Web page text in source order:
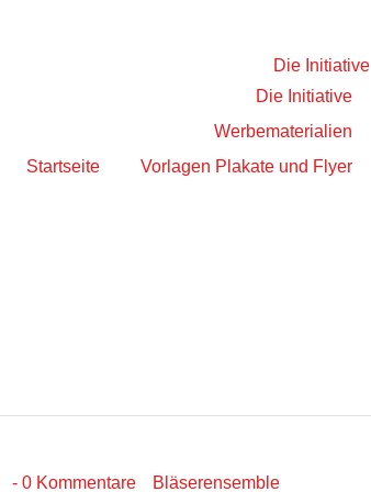
Startseite
Die Initiative
Die Initiative
Werbematerialien
Vorlagen Plakate und Flyer
- 0 Kommentare Bläserensemble